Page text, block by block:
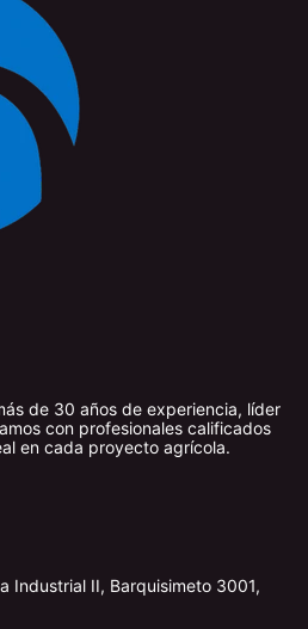
de 30 años de experiencia, líder
con profesionales calificados
en cada proyecto agrícola.
Industrial II, Barquisimeto 3001,